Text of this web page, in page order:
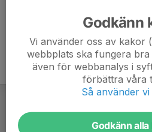
Godkänn
Vi använder oss av kakor
webbplats ska fungera
även för webbanalys i
förbättra våra
Så använder
Godkänn